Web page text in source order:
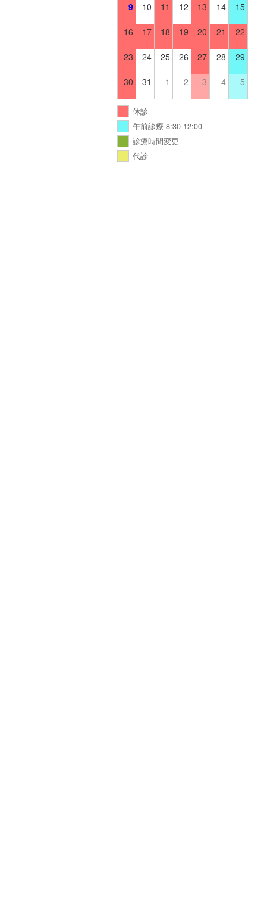
9 10 11 12 13 14 15
16 17 18 19 20 21 22
23 24 25 26 27 28 29
30 31 1 2 3 4 5
休診
午前診療 8:30-12:00
診療時間変更
代診